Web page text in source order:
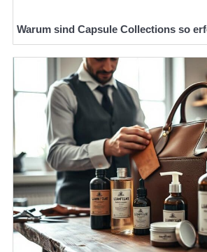
Warum sind Capsule Collections so